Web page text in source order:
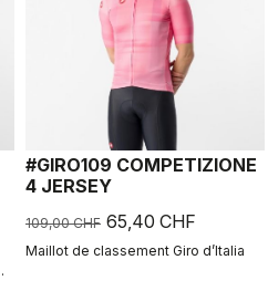
#GIRO109 COMPETIZIONE
4 JERSEY
109,00 CHF 65,40 CHF
Maillot de classement Giro d’Italia